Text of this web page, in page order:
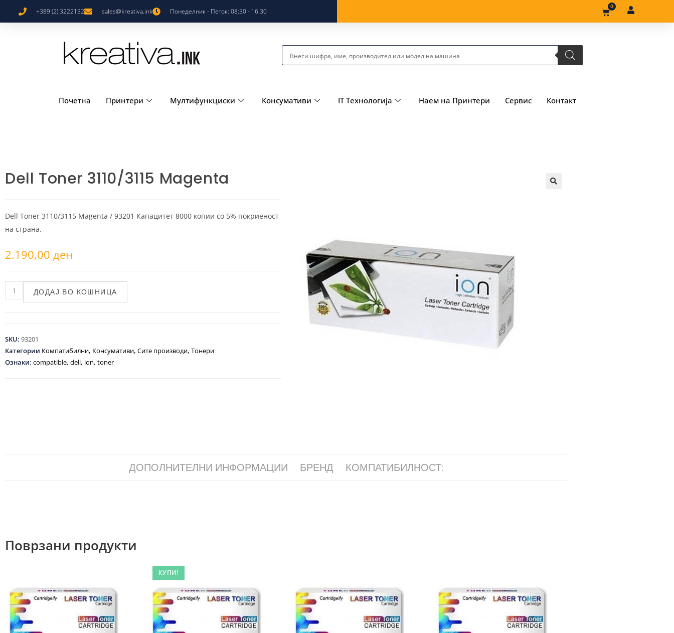
+389 (2) 3222132 sales@kreativa.ink Понеделник - Петок: 08:30 - 16:30
0
Почетна Принтери Мултифункциски Консумативи IT Технологија Наем на Принтери Сервис Контакт
Dell Toner 3110/3115 Magenta
Dell Toner 3110/3115 Magenta / 93201 Капацитет 8000 копии со 5% покриеност
на страна.
2.190,00 ден
ДОДАЈ ВО КОШНИЦА
SKU: 93201
Категории Компатибилни, Консумативи, Сите производи, Тонери
Ознаки: compatible, dell, ion, toner
ДОПОЛНИТЕЛНИ ИНФОРМАЦИИ БРЕНД КОМПАТИБИЛНОСТ:
Поврзани продукти
КУПИ!